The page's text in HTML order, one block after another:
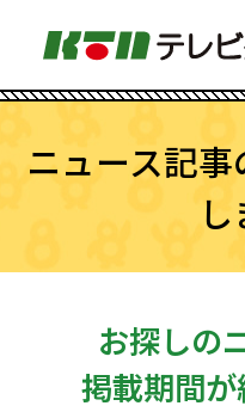
ニュース記
お探しの
掲載期間が